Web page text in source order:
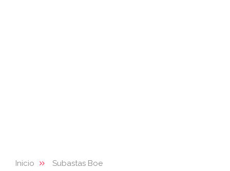
Inicio
Subastas Boe